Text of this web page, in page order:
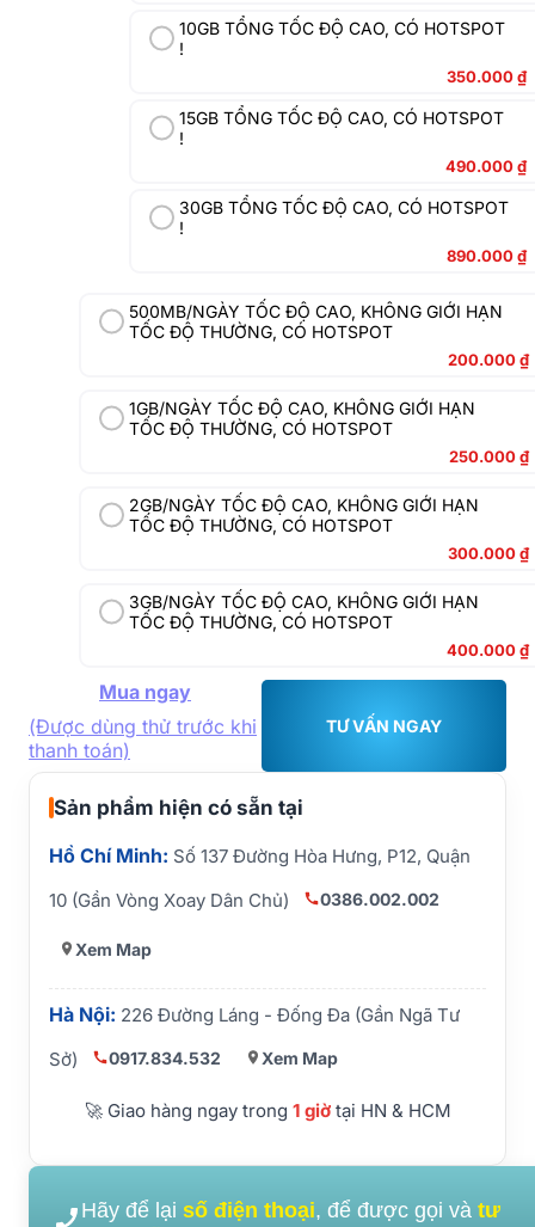
10GB TỔNG TỐC ĐỘ CAO, CÓ HOTSPOT
!
350.000₫
15GB TỔNG TỐC ĐỘ CAO, CÓ HOTSPOT
!
490.000₫
30GB TỔNG TỐC ĐỘ CAO, CÓ HOTSPOT
!
890.000₫
500MB/NGÀY TỐC ĐỘ CAO, KHÔNG GIỚI HẠN
TỐC ĐỘ THƯỜNG, CÓ HOTSPOT
200.000₫
1GB/NGÀY TỐC ĐỘ CAO, KHÔNG GIỚI HẠN
TỐC ĐỘ THƯỜNG, CÓ HOTSPOT
250.000₫
2GB/NGÀY TỐC ĐỘ CAO, KHÔNG GIỚI HẠN
TỐC ĐỘ THƯỜNG, CÓ HOTSPOT
300.000₫
3GB/NGÀY TỐC ĐỘ CAO, KHÔNG GIỚI HẠN
TỐC ĐỘ THƯỜNG, CÓ HOTSPOT
400.000₫
Mua ngay
(Được dùng thử trước khi
thanh toán)
TƯ VẤN NGAY
Sản phẩm hiện có sẵn tại
Hồ Chí Minh: Số 137 Đường Hòa Hưng, P12, Quận
10 (Gần Vòng Xoay Dân Chủ)
0386.002.002
Xem Map
Hà Nội: 226 Đường Láng - Đống Đa (Gần Ngã Tư
Sở)
0917.834.532 Xem Map
🚀 Giao hàng ngay trong 1 giờtại HN & HCM
Hãy để lại số điện thoại, để được gọi và tư